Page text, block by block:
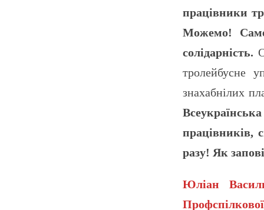
працівники
Можемо!
солідарність.
тролейбусне
знахабнілих
працівників,
разу! Як
Юліан